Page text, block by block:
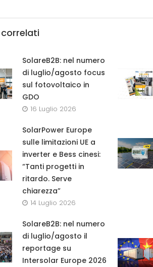
SolareB2B: nel numero
di luglio/agosto focus
sul fotovoltaico in
GDO
16 Luglio 2026
SolarPower Europe
sulle limitazioni UE a
inverter e Bess cinesi:
“Tanti progetti in
ritardo. Serve
chiarezza”
14 Luglio 2026
SolareB2B: nel numero
di luglio/agosto il
reportage su
Intersolar Europe 2026